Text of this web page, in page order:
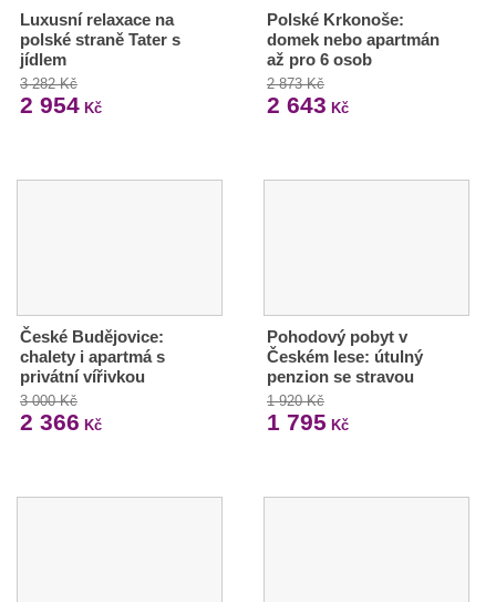
Luxusní relaxace na
polské straně Tater s
jídlem
3 282 Kč
2 954 Kč
Polské Krkonoše:
domek nebo apartmán
až pro 6 osob
2 873 Kč
2 643 Kč
České Budějovice:
chalety i apartmá s
privátní vířivkou
3 000 Kč
2 366 Kč
Pohodový pobyt v
Českém lese: útulný
penzion se stravou
1 920 Kč
1 795 Kč